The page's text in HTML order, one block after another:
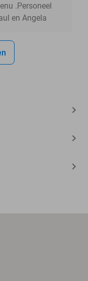
.Personeel
en Angela